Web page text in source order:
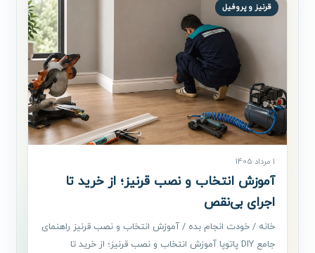
قرنیز و پروفیل
1 مرداد 1405
آموزش انتخاب و نصب قرنیز؛ از خرید تا
اجرای بی‌نقص
خانه / خودت انجام بده / آموزش انتخاب و نصب قرنیز راهنمای
جامع DIY پاتوپا آموزش انتخاب و نصب قرنیز؛ از خرید تا